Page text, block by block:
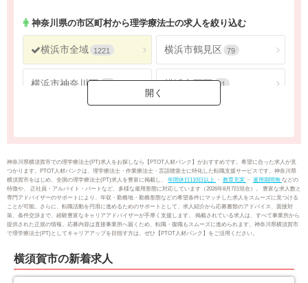
神奈川県 2686
神奈川県の市区町村から理学療法士の求人を絞り込む
横浜市全域 1221 横浜市鶴見区 79
横浜市神奈川区 横浜市西区 31
横浜市金沢区 52 横浜市港北区 123
横浜市戸塚区 98 横浜市港南区 88
横浜市旭区 104
神奈川県横須賀市での理学療法士(PT)求人をお探しなら【PTOT人材バンク】がおすすめです。希望に合った求人が見
つかります。PTOT人材バンクは、理学療法士・作業療法士・言語聴覚士に特化した転職支援サービスです。神奈川県
横須賀市をはじめ、全国の理学療法士(PT)求人を豊富に掲載し、 年間休日110日以上 ・ 教育充実 ・ 雇用期間無 などの
特徴や、 正社員・アルバイト・パートなど、多様な雇用形態に対応しています（2026年8月7日現在）。 豊富な求人数と
専門アドバイザーのサポートにより、年収・勤務地・勤務形態などの希望条件にマッチした求人をスムーズに見つける
ことが可能。さらに、転職活動を円滑に進めるためのサポートとして、求人紹介から応募書類のアドバイス、面接対
策、条件交渉まで、経験豊富なキャリアアドバイザーが手厚く支援します。 掲載されている求人は、すべて事業所から
提供された正規の情報。応募内容は直接事業所へ届くため、転職・復職もスムーズに進められます。神奈川県横須賀市
で理学療法士(PT)としてキャリアアップを目指す方は、ぜひ【PTOT人材バンク】をご活用ください。
横須賀市の新着求人